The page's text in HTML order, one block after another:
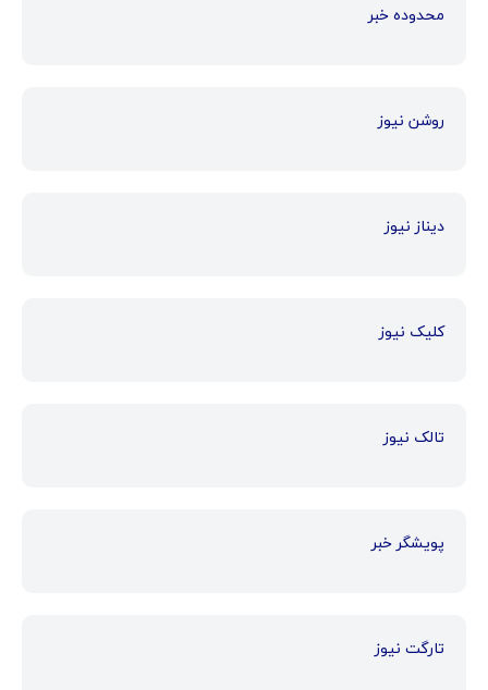
محدوده خبر
روشن نیوز
دیناز نیوز
کلیک نیوز
تالک نیوز
پویشگر خبر
تارگت نیوز